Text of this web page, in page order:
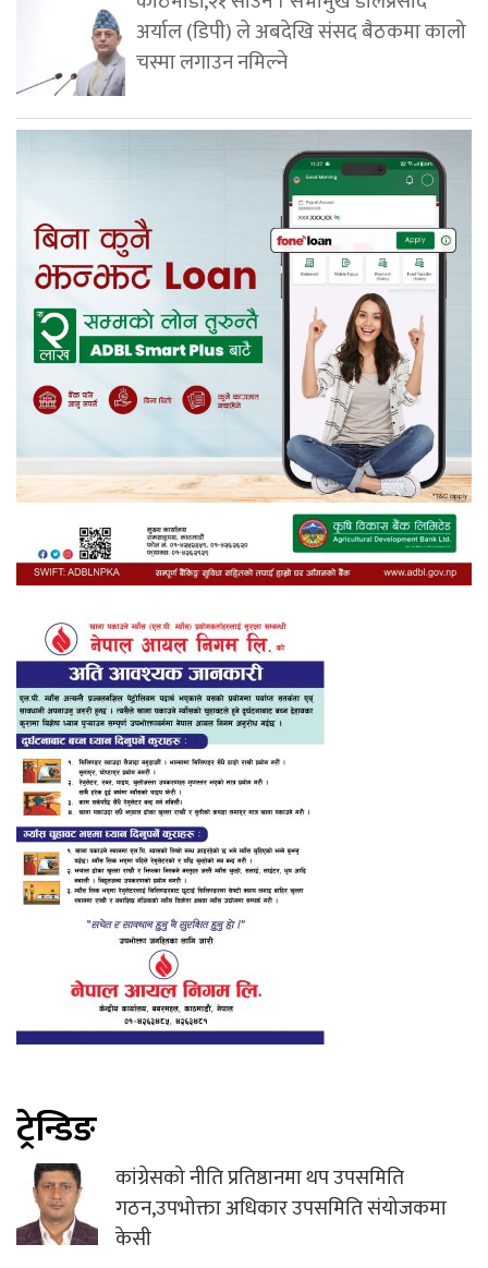
अर्याल (डिपी) ले अबदेखि संसद बैठकमा कालो
चस्मा लगाउन नमिल्ने
ट्रेन्डिङ
कांग्रेसको नीति प्रतिष्ठानमा थप उपसमिति
गठन,उपभोक्ता अधिकार उपसमिति संयोजकमा
केसी